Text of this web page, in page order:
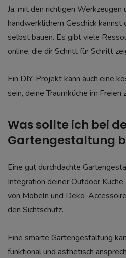
Ja, mit den richtigen Werkzeugen
handwerklichem Geschick kannst
selbst bauen. Es gibt viele
online, die dir Schritt für Schritt
Ein DIY-Projekt kann auch eine
sein, deine Traumküche im Freien
Was sollte ich bei
Gartengestaltung
Eine gut durchdachte
Integration deiner Outdoor
von Möbeln und Deko-
den Sichtschutz.
Eine smarte Gartengestaltung
funktional und ästhetisch